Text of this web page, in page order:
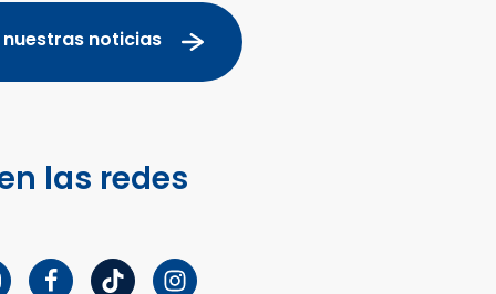
noticias
las redes